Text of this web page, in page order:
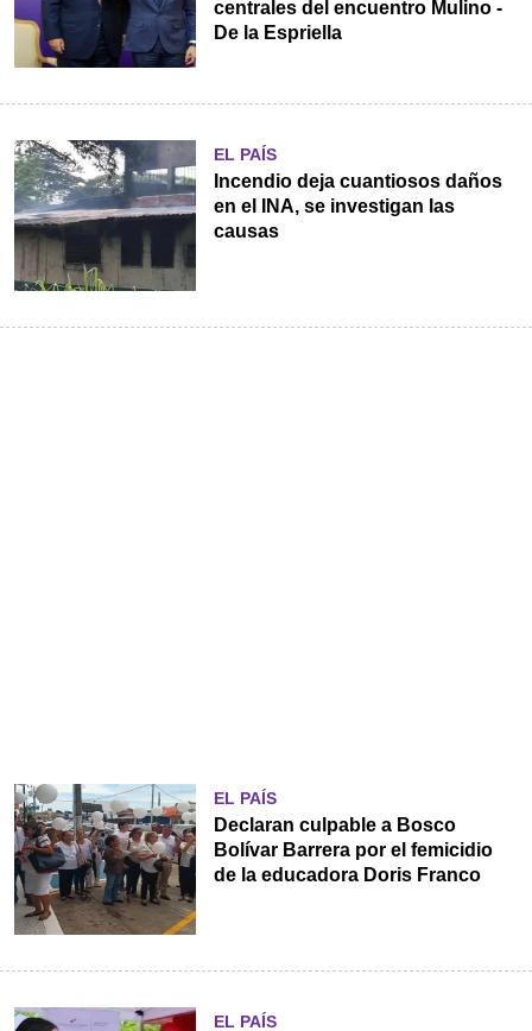
centrales del encuentro Mulino -
De la Espriella
EL PAÍS
Incendio deja cuantiosos daños
en el INA, se investigan las
causas
EL PAÍS
Declaran culpable a Bosco
Bolívar Barrera por el femicidio
de la educadora Doris Franco
EL PAÍS